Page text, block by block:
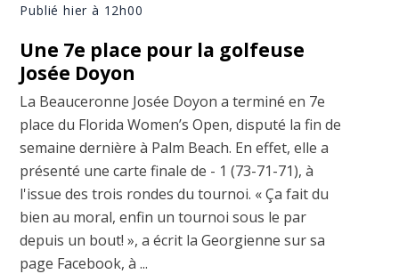
Publié hier à 12h00
Une 7e place pour la golfeuse
Josée Doyon
La Beauceronne Josée Doyon a terminé en 7e
place du Florida Women’s Open, disputé la fin de
semaine dernière à Palm Beach. En effet, elle a
présenté une carte finale de - 1 (73-71-71), à
l'issue des trois rondes du tournoi. « Ça fait du
bien au moral, enfin un tournoi sous le par
depuis un bout! », a écrit la Georgienne sur sa
page Facebook, à ...